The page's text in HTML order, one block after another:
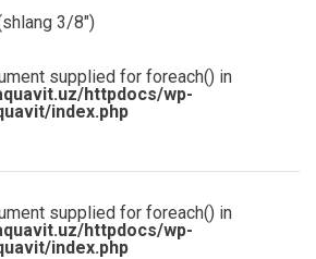
3/8″)
supplied for foreach() in
httpdocs/wp-
index.php
supplied for foreach() in
httpdocs/wp-
index.php